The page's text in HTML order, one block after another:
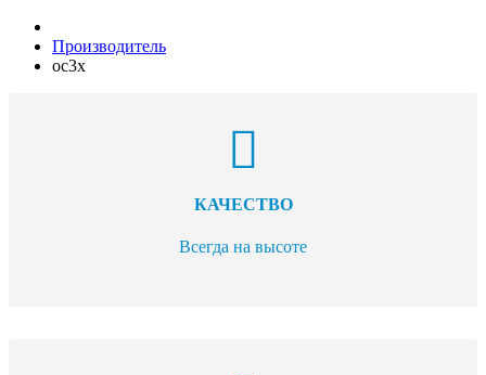
Производитель
oc3x
КАЧЕСТВО
Всегда на высоте